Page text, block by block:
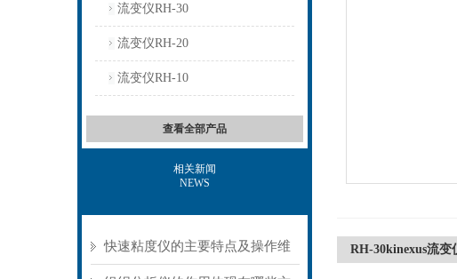
流变仪RH-30
流变仪RH-20
流变仪RH-10
查看全部产品
相关新闻
NEWS
快速粘度仪的主要特点及操作维 RH-30kinexus流变